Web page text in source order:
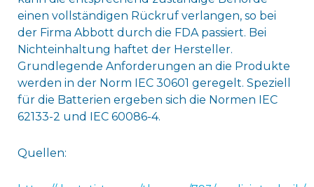
einen vollständigen Rückruf verlangen, so bei
der Firma Abbott durch die FDA passiert. Bei
Nichteinhaltung haftet der Hersteller.
Grundlegende Anforderungen an die Produkte
werden in der Norm IEC 30601 geregelt. Speziell
für die Batterien ergeben sich die Normen IEC
62133-2 und IEC 60086-4.
Quellen: